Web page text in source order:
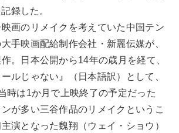
録した。
画のリメイクを考えていた中国テン
手映画配給制作会社・新麗伝媒が、
。日本公開から14年の歳月を経て、
ールじゃない』（日本語訳）として、
時は1か月で上映終了の予定だった
が多い三谷作品のリメイクというこ
演となった魏翔（ウェイ・ショウ）